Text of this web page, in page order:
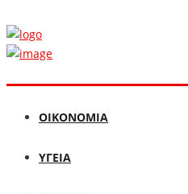
ΟΙΚΟΝΟΜΙΑ
ΥΓΕΙΑ